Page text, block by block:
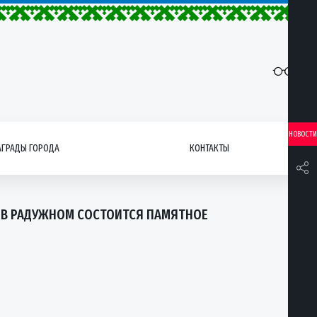
ГОРОДА КОНТАКТЫ
НОВОСТИ
В РАДУЖНОМ СОСТОИТСЯ ПАМЯТНОЕ